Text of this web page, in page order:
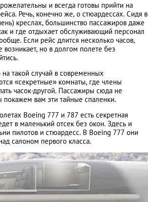
и всегда готовы прийти на
Речь, конечно же, о стюардессах. Сидя в
креслах, большинство пассажиров даже
и где отдыхает обслуживающий персонал
Если рейс длится несколько часов,
но в долгом полете без
на такой случай в современных
«секретные» комнаты, где члены
часок-другой. Пассажиры сюда не
покажем вам эти тайные спаленки.
Boeing 777 и 787 есть секретная
в маленький отсек без окон. Здесь и
пилотов и стюардесс. В Boeing 777 они
салоном первого класса.